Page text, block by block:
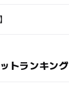
トランキング